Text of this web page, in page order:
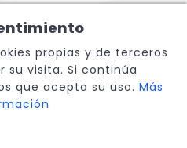
propias y de terceros
su visita. Si continúa
que acepta su uso. Más